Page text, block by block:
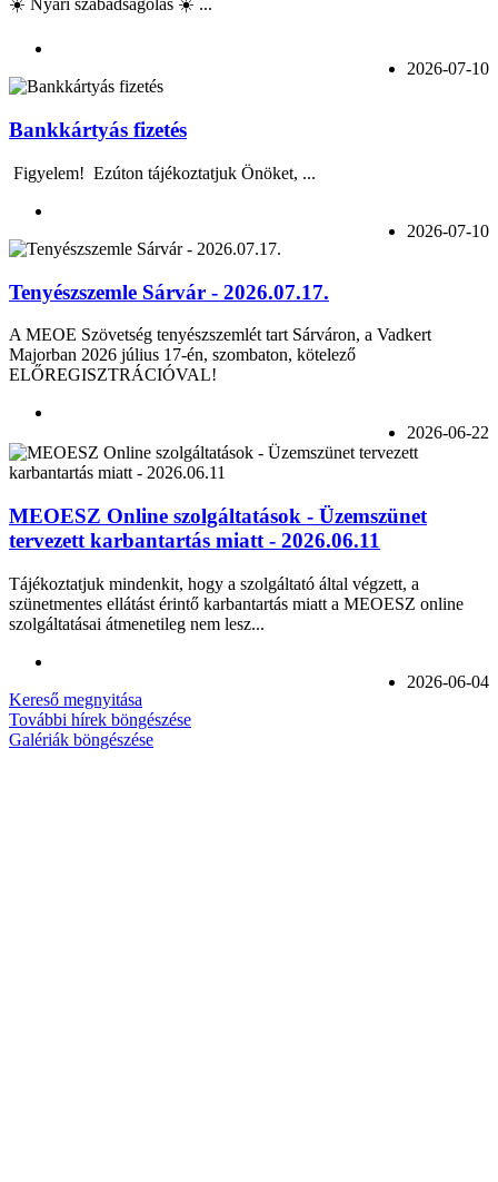
☀️ Nyári szabadságolás ☀️ ...
2026-07-10
Bankkártyás fizetés
Figyelem! Ezúton tájékoztatjuk Önöket, ...
2026-07-10
Tenyészszemle Sárvár - 2026.07.17.
A MEOE Szövetség tenyészszemlét tart Sárváron, a Vadkert
Majorban 2026 július 17-én, szombaton, kötelező
ELŐREGISZTRÁCIÓVAL!
2026-06-22
MEOESZ Online szolgáltatások - Üzemszünet
tervezett karbantartás miatt - 2026.06.11
Tájékoztatjuk mindenkit, hogy a szolgáltató által végzett, a
szünetmentes ellátást érintő karbantartás miatt a MEOESZ online
szolgáltatásai átmenetileg nem lesz...
2026-06-04
Kereső megnyitása
További hírek böngészése
Galériák böngészése